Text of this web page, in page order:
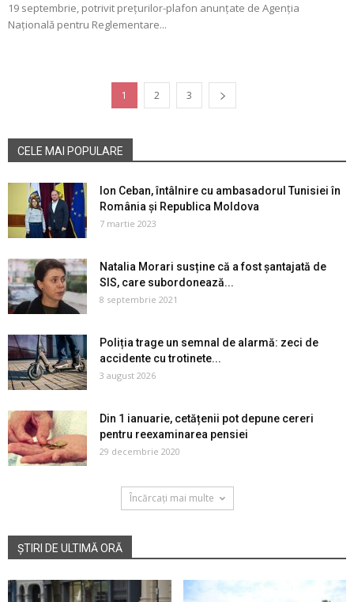
19 septembrie, potrivit prețurilor-plafon anunțate de Agenția
Națională pentru Reglementare...
1 2 3
CELE MAI POPULARE
Ion Ceban, întâlnire cu ambasadorul Tunisiei în
România şi Republica Moldova
7 martie 2023
Natalia Morari susține că a fost șantajată de
SIS, care subordonează...
8 septembrie 2021
Poliția trage un semnal de alarmă: zeci de
accidente cu trotinete...
3 august 2026
Din 1 ianuarie, cetățenii pot depune cereri
pentru reexaminarea pensiei
29 decembrie 2020
Încărcați mai multe
ȘTIRI DE ULTIMĂ ORĂ